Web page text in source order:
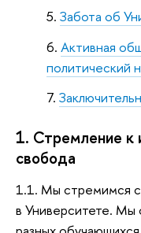
Забота об
Активная
политический
1. Стремление к
свобода
1.1. Мы стремимся
в Университете. Мы